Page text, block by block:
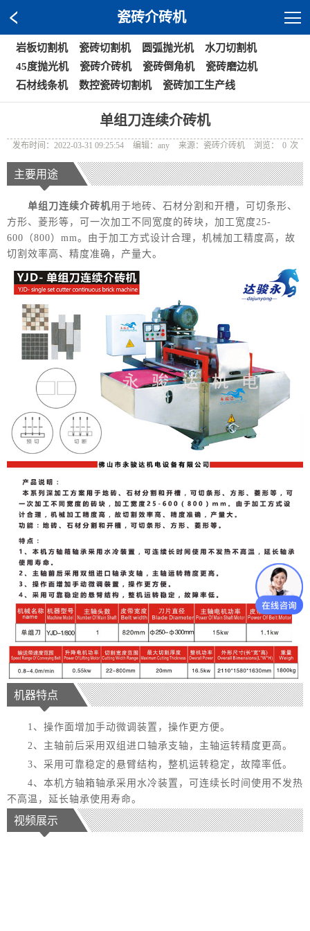
瓷砖介砖机
岩板切割机 瓷砖切割机 圆弧抛光机
水刀切割机
45度抛光机
瓷砖介砖机 瓷砖倒角机
瓷砖磨边机
石材线条机
数控瓷砖切割机 瓷砖加工生产线
单组刀连续介砖机
发布时间：2022-03-31 09:25:54 编辑：any 来源：瓷砖介砖机 浏览： 0 次
主要用途
单组刀连续介砖机用于地砖、石材分割和开槽，可切条形、
方形、菱形等，可一次加工不同宽度的砖块，加工宽度25-
600（800）mm。由于加工方式设计合理，机械加工精度高，故
切割效率高、精度准确，产量大。
机器特点
1、操作面增加手动微调装置，操作更方便。
2、主轴前后采用双组进口轴承支轴，主轴运转精度更高。
3、采用可靠稳定的悬臂结构，整机运转稳定，故障率低。
4、本机方轴箱轴承采用水冷装置，可连续长时间使用不发热
不高温，延长轴承使用寿命。
视频展示